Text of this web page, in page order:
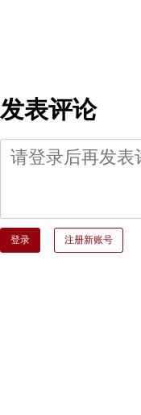
发表评论
登录 注册新账号